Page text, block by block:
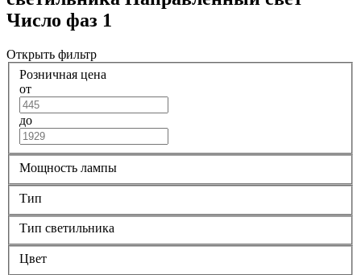
Число фаз 1
Открыть фильтр
Розничная цена
от
до
Мощность лампы
Тип
Тип светильника
Цвет